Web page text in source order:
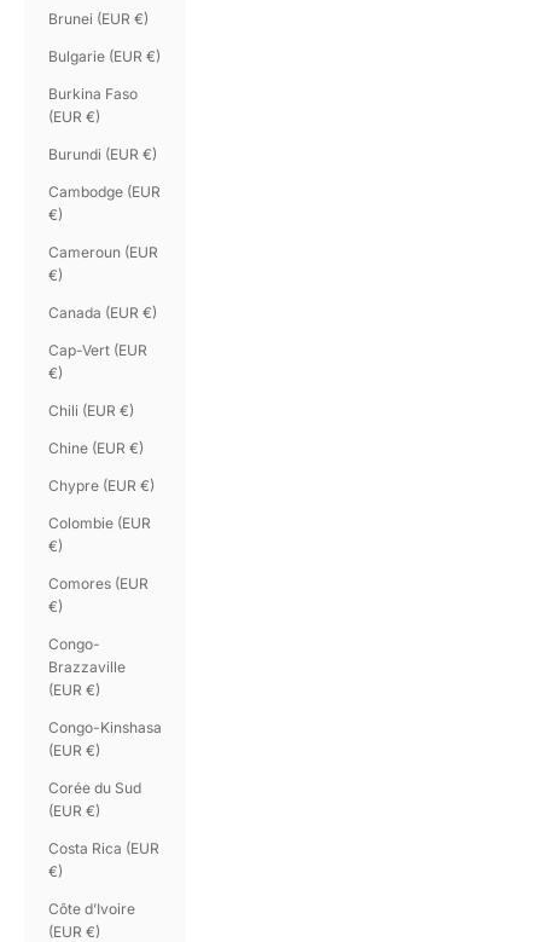
Brunei (EUR €)
Bulgarie (EUR €)
Burkina Faso
(EUR €)
Burundi (EUR €)
Cambodge (EUR
€)
Cameroun (EUR
€)
Canada (EUR €)
Cap-Vert (EUR
€)
Chili (EUR €)
Chine (EUR €)
Chypre (EUR €)
Colombie (EUR
€)
Comores (EUR
€)
Congo-
Brazzaville
(EUR €)
Congo-Kinshasa
(EUR €)
Corée du Sud
(EUR €)
Costa Rica (EUR
€)
Côte d’Ivoire
(EUR €)